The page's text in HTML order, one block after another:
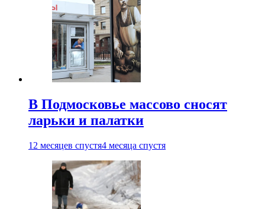
В Подмосковье массово сносят
ларьки и палатки
12 месяцев спустя4 месяца спустя